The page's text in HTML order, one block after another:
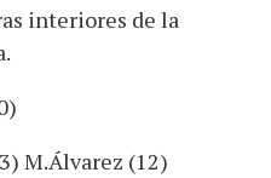
interiores de la
M.Álvarez (12)